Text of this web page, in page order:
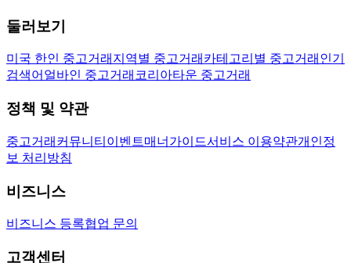
둘러보기
미국 한인 중고거래 지역별 중고거래 카테고리별 중고거래 인기
검색어 얼바인 중고거래 코리아타운 중고거래
정책 및 약관
중고거래 커뮤니티 이벤트매너가이드서비스 이용약관개인정
보 처리방침
비즈니스
비즈니스 등록협업 문의
고객센터